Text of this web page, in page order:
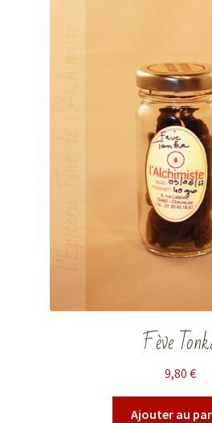
Fève
9,80 €
Ajouter au